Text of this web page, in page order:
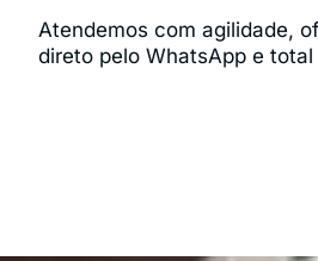
Atendemos com agilidade,
direto pelo WhatsApp e